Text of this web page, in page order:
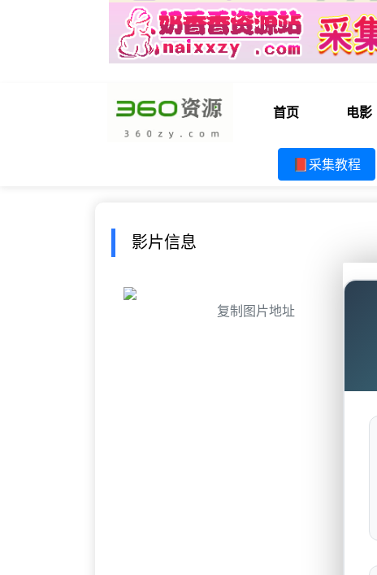
首页 电影
📕采集教程
影片信息
复制图片地址